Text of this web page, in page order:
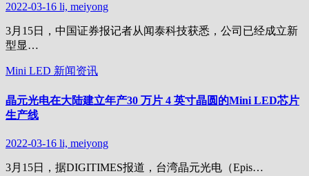
2022-03-16 li, meiyong
3月15日，中国证券报记者从闻泰科技获悉，公司已经成立新
型显…
Mini LED 新闻资讯
晶元光电在大陆建立年产30 万片 4 英寸晶圆的Mini LED芯片
生产线
2022-03-16 li, meiyong
3月15日，据DIGITIMES报道，台湾晶元光电（Epis…